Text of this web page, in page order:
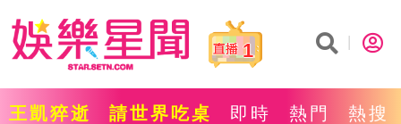
1
王凱猝逝 請世界吃桌 即時 熱門 熱搜